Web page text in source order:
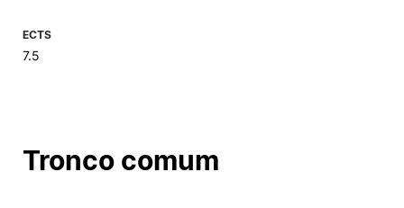
ECTS
7.5
Tronco comum